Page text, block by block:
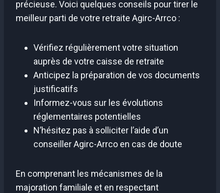
précieuse. Voici quelques conseils pour tirer le
meilleur parti de votre retraite Agirc-Arrco :
Vérifiez régulièrement votre situation
auprès de votre caisse de retraite
Anticipez la préparation de vos documents
justificatifs
Informez-vous sur les évolutions
réglementaires potentielles
N’hésitez pas à solliciter l’aide d’un
conseiller Agirc-Arrco en cas de doute
En comprenant les mécanismes de la
majoration familiale et en respectant